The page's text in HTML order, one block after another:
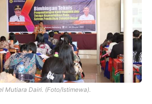
Mutiara Dairi. (Foto/Istimewa).